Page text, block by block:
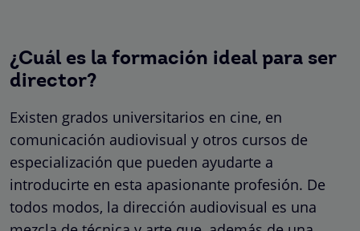
¿Cuál es la formación ideal para ser
director?
Existen grados universitarios en cine, en
comunicación audiovisual y otros cursos de
especialización que pueden ayudarte a
introducirte en esta apasionante profesión. De
todos modos, la dirección audiovisual es una